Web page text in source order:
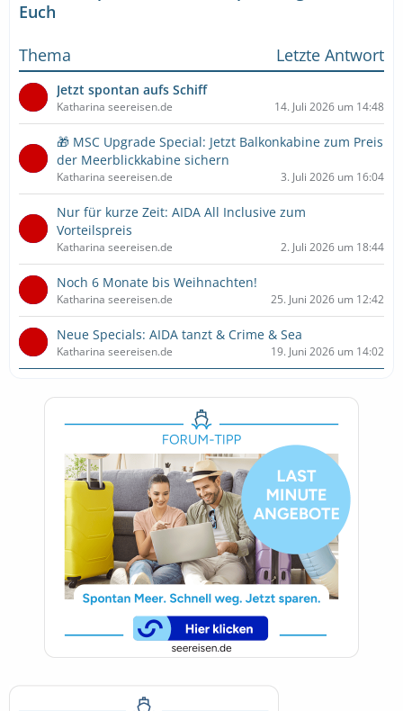
Euch
Thema
Letzte Antwort
Jetzt spontan aufs Schiff
Katharina seereisen.de 14. Juli 2026 um 14:48
🎁 MSC Upgrade Special: Jetzt Balkonkabine zum Preis
der Meerblickkabine sichern
Katharina seereisen.de 3. Juli 2026 um 16:04
Nur für kurze Zeit: AIDA All Inclusive zum
Vorteilspreis
Katharina seereisen.de 2. Juli 2026 um 18:44
Noch 6 Monate bis Weihnachten!
Katharina seereisen.de 25. Juni 2026 um 12:42
Neue Specials: AIDA tanzt & Crime & Sea
Katharina seereisen.de 19. Juni 2026 um 14:02